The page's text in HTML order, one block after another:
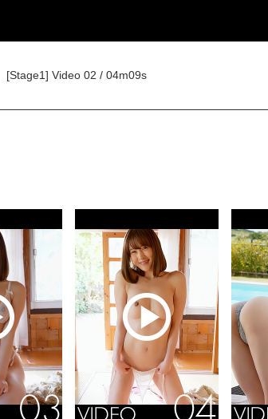
[Stage1] Video 02 / 04m09s